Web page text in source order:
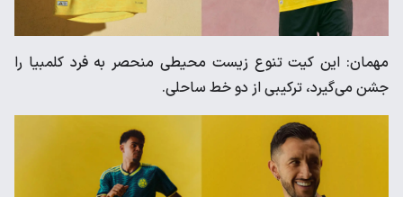
مهمان: این کیت تنوع زیست محیطی منحصر به فرد کلمبیا را
جشن می‌گیرد، ترکیبی از دو خط ساحلی.